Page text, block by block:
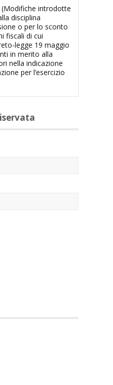
(Modifiche introdotte
disciplina
o per lo sconto
fiscali di cui
legge 19 maggio
in merito alla
nella indicazione
per l’esercizio